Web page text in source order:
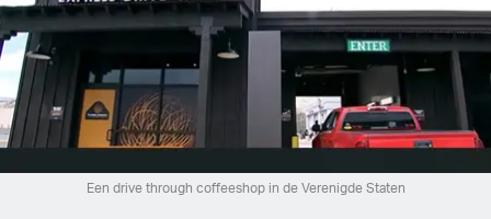
Spanish (Spain)
Spanish (Latin America)
German
FrenchEen drive through coffeeshop in de Verenigde Staten